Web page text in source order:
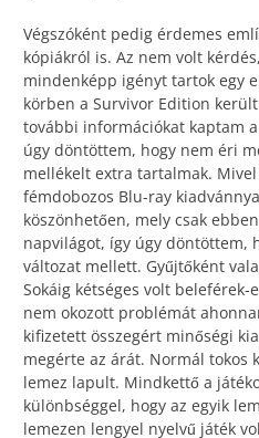
Végszóként pedig érdemes
kópiákról is. Az nem volt
mindenképp igényt tartok egy
körben a Survivor Edition
további információkat kaptam
úgy döntöttem, hogy nem éri
mellékelt extra tartalmak.
fémdobozos Blu-ray
köszönhetően, mely csak
napvilágot, így úgy döntöttem,
változat mellett. Gyűjtőként
Sokáig kétséges volt beleférek-
nem okozott problémát
kifizetett összegért minőségi
megérte az árát. Normál tokos
lemez lapult. Mindkettő a
különbséggel, hogy az egyik
lemezen lengyel nyelvű játék